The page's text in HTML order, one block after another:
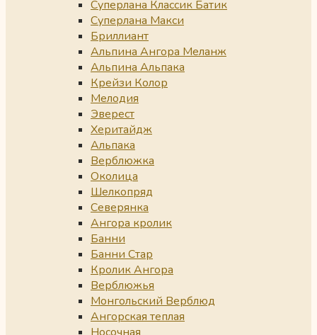
Суперлана Классик Батик
Суперлана Макси
Бриллиант
Альпина Ангора Меланж
Альпина Альпака
Крейзи Колор
Мелодия
Эверест
Херитайдж
Альпака
Верблюжка
Околица
Шелкопряд
Северянка
Ангора кролик
Банни
Банни Стар
Кролик Ангора
Верблюжья
Монгольский Верблюд
Ангорская теплая